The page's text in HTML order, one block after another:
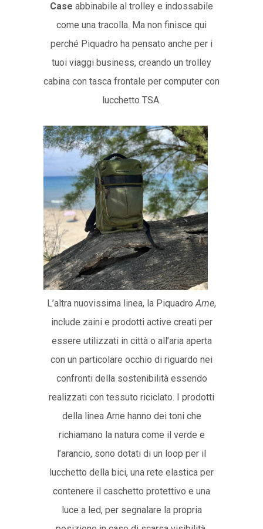
Case abbinabile al trolley e indossabile
come una tracolla. Ma non finisce qui
perché Piquadro ha pensato anche per i
tuoi viaggi business, creando un trolley
cabina con tasca frontale per computer con
lucchetto TSA.
L’altra nuovissima linea, la PiquadroArne,
include zaini e prodotti active creati per
essere utilizzati in città o all’aria aperta
con un particolare occhio di riguardo nei
confronti della sostenibilità essendo
realizzati con tessuto riciclato. I prodotti
della linea Arne hanno dei toni che
richiamano la natura come il verde e
l’arancio, sono dotati di un loop per il
lucchetto della bici, una rete elastica per
contenere il caschetto protettivo e una
luce a led, per segnalare la propria